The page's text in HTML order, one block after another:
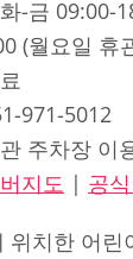
-금 09:00-
(월요일 휴
971-5012
주차장 이
지도 | 공
위치한 어린